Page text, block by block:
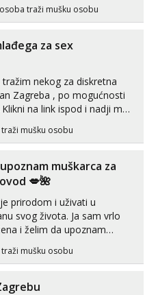
s licem, solo i s partnerom,
halteri, haljine, štikle,
itd. Nudim svakakva videa
traži mušku osobu
za sex
tražim nekog za diskretna
Zagreba , po mogućnosti
mušku osobu
muškarca za
💋🌺
prirodom i uživati u
svog života. Ja sam vrlo
i želim da upoznam
više.💋🌺 Klikni na link
mušku osobu